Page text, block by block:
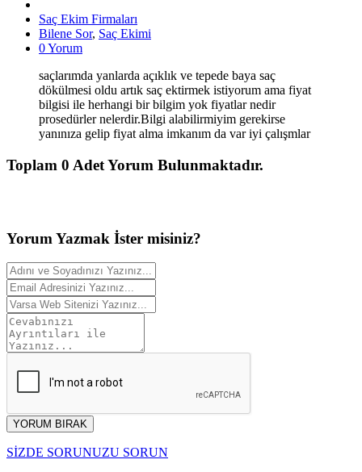
Saç Ekim Firmaları
Bilene Sor, Saç Ekimi
0 Yorum
saçlarımda yanlarda açıklık ve tepede baya saç
dökülmesi oldu artık saç ektirmek istiyorum ama fiyat
bilgisi ile herhangi bir bilgim yok fiyatlar nedir
prosedürler nelerdir.Bilgi alabilirmiyim gerekirse
yanınıza gelip fiyat alma imkanım da var iyi çalışmlar
Toplam 0 Adet Yorum Bulunmaktadır.
Yorum Yazmak İster misiniz?
YORUM BIRAK
SİZDE SORUNUZU SORUN